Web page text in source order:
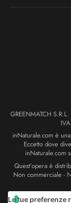
GREENMATCH
inNaturale.com è
Eccetto dove
inNaturale.com
Quest’opera è
Non commerciale -
Le tue preferenze